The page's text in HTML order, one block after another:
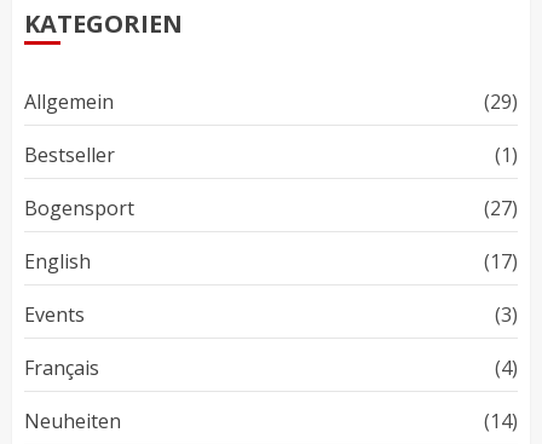
KATEGORIEN
Allgemein
(29)
Bestseller
(1)
Bogensport
(27)
English
(17)
Events
(3)
Français
(4)
Neuheiten
(14)